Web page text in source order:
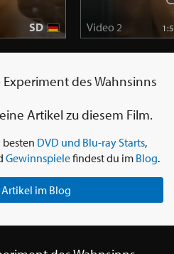
SD Video 2
Experiment des Wahnsinns
Artikel zu diesem Film.
DVD und Blu-ray Starts,
Gewinnspielefindest du im Blog.
im Blog